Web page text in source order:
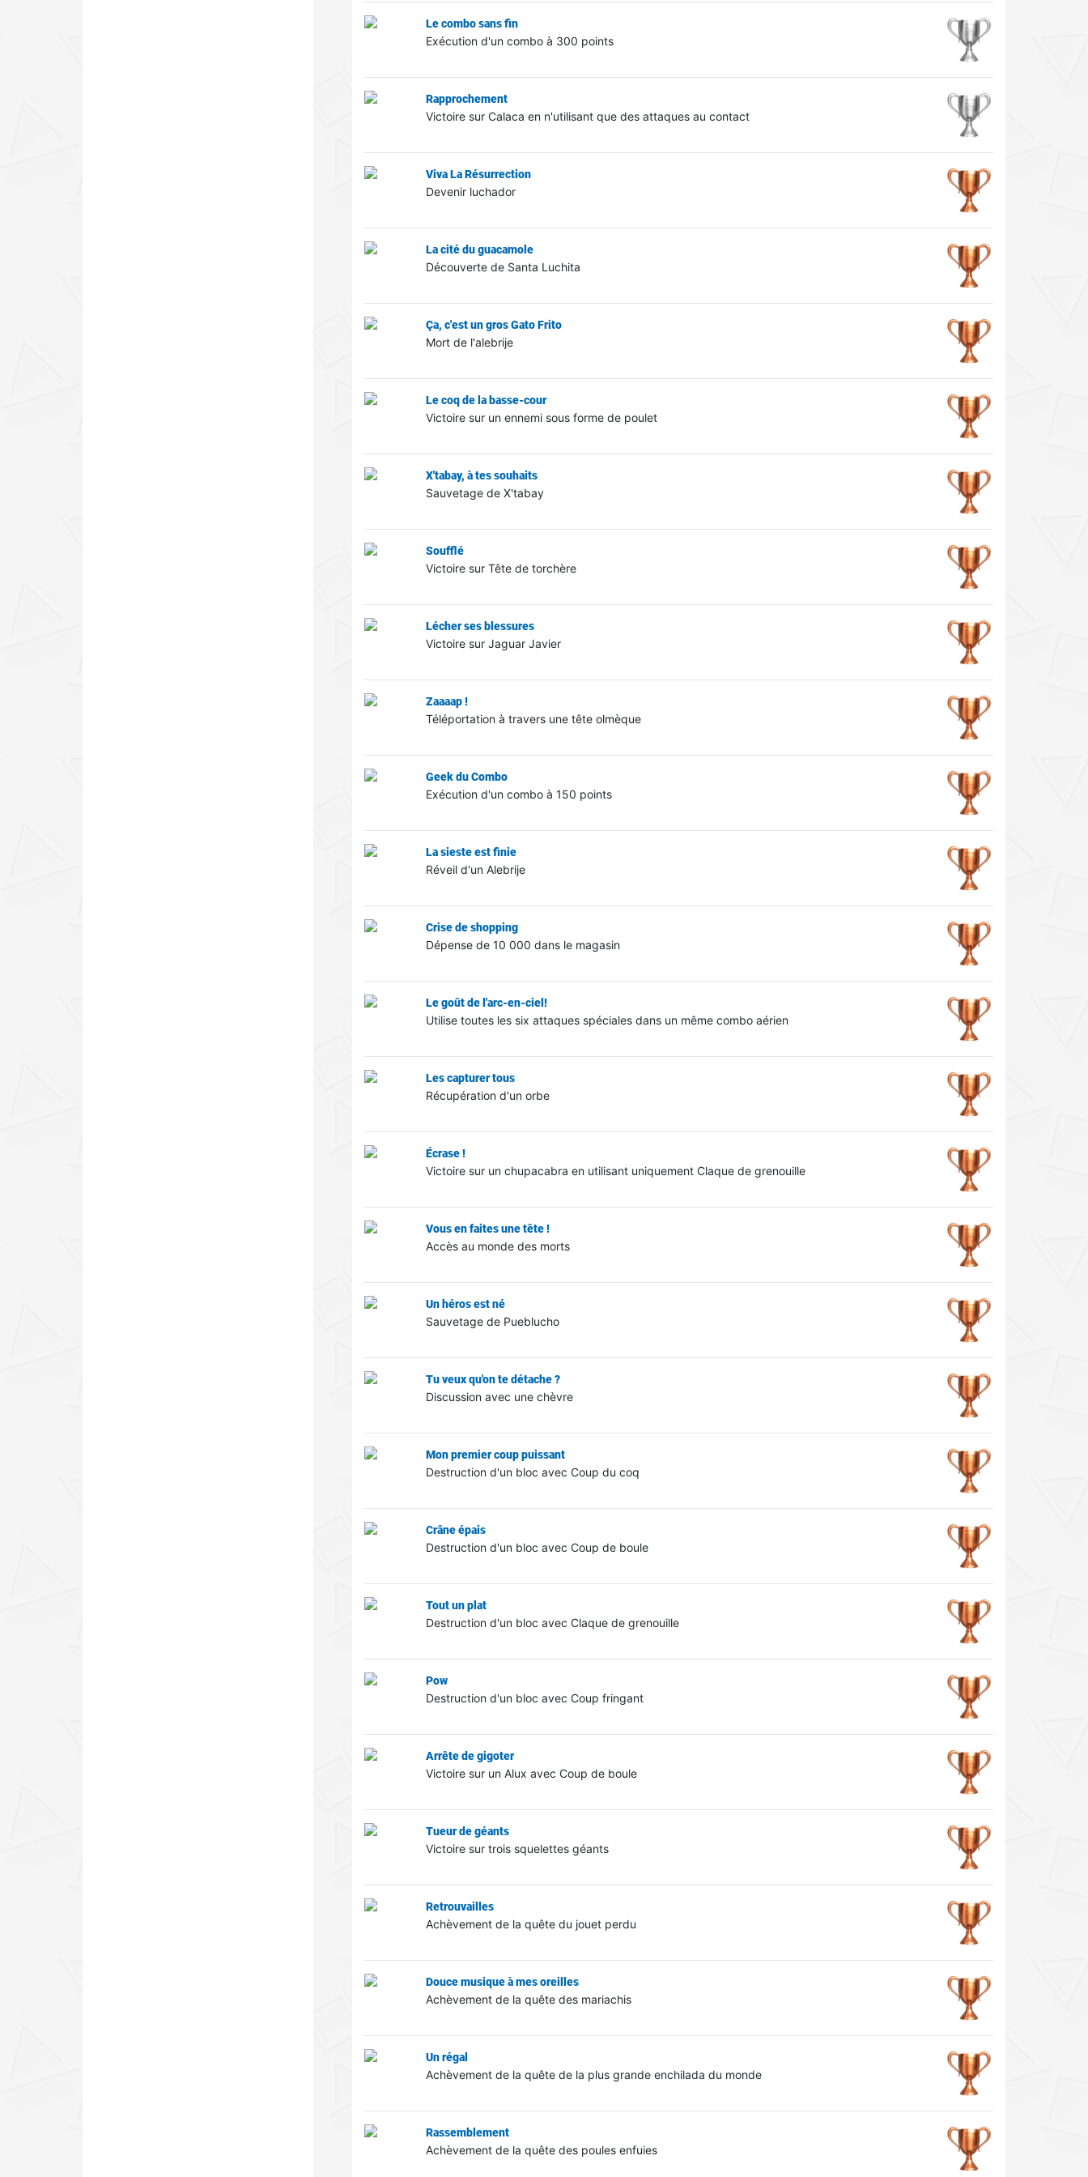
Le combo sans fin
Exécution d'un combo à 300 points
Rapprochement
Victoire sur Calaca en n'utilisant que des attaques au contact
Viva La Résurrection
Devenir luchador
La cité du guacamole
Découverte de Santa Luchita
Ça, c'est un gros Gato Frito
Mort de l'alebrije
Le coq de la basse-cour
Victoire sur un ennemi sous forme de poulet
X'tabay, à tes souhaits
Sauvetage de X'tabay
Soufflé
Victoire sur Tête de torchère
Lécher ses blessures
Victoire sur Jaguar Javier
Zaaaap !
Téléportation à travers une tête olmèque
Geek du Combo
Exécution d'un combo à 150 points
La sieste est finie
Réveil d'un Alebrije
Crise de shopping
Dépense de 10 000 dans le magasin
Le goût de l'arc-en-ciel!
Utilise toutes les six attaques spéciales dans un même combo aérien
Les capturer tous
Récupération d'un orbe
Écrase !
Victoire sur un chupacabra en utilisant uniquement Claque de grenouille
Vous en faites une tête !
Accès au monde des morts
Un héros est né
Sauvetage de Pueblucho
Tu veux qu'on te détache ?
Discussion avec une chèvre
Mon premier coup puissant
Destruction d'un bloc avec Coup du coq
Crâne épais
Destruction d'un bloc avec Coup de boule
Tout un plat
Destruction d'un bloc avec Claque de grenouille
Pow
Destruction d'un bloc avec Coup fringant
Arrête de gigoter
Victoire sur un Alux avec Coup de boule
Tueur de géants
Victoire sur trois squelettes géants
Retrouvailles
Achèvement de la quête du jouet perdu
Douce musique à mes oreilles
Achèvement de la quête des mariachis
Un régal
Achèvement de la quête de la plus grande enchilada du monde
Rassemblement
Achèvement de la quête des poules enfuies